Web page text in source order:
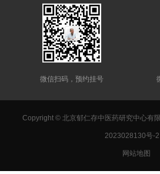
微信扫码，预约挂号
Copyright © 北京郁仁存中医药研究中心
2023028130号-2
网站地图